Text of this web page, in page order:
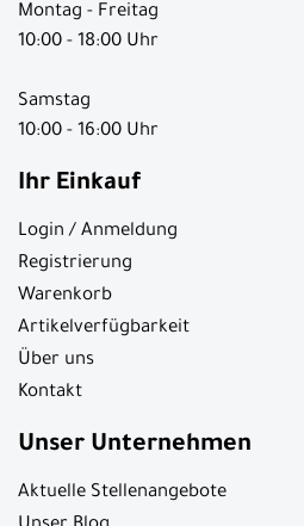
Montag - Freitag
10:00 - 18:00 Uhr
Samstag
10:00 - 16:00 Uhr
Ihr Einkauf
Login / Anmeldung
Registrierung
Warenkorb
Artikelverfügbarkeit
Über uns
Kontakt
Unser Unternehmen
Aktuelle Stellenangebote